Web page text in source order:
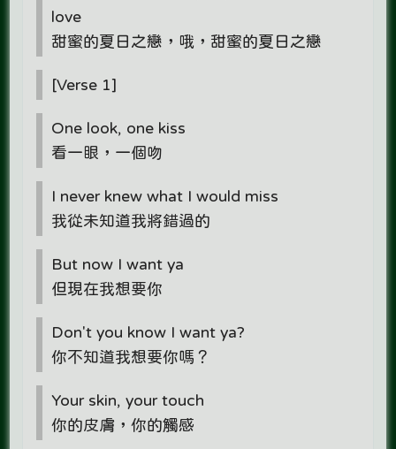
love
甜蜜的夏日之戀，哦，甜蜜的夏日之戀
[Verse 1]
One look, one kiss
看一眼，一個吻
I never knew what I would miss
我從未知道我將錯過的
But now I want ya
但現在我想要你
Don't you know I want ya?
你不知道我想要你嗎？
Your skin, your touch
你的皮膚，你的觸感